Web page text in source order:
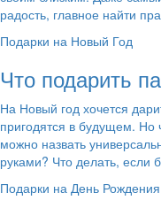
радость, главное найти
Подарки на Новый Год
Что подарить
На Новый год хочется
пригодятся в будущем. Но
можно назвать
руками? Что делать, если
Подарки на День Рождения